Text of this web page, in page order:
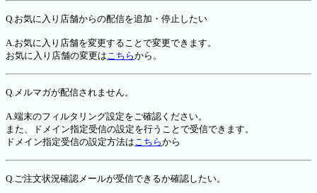
Q.お気に入り店舗からの配信を追加・停止したい
A.お気に入り店舗を変更することで変更できます。
お気に入り店舗の変更はこちらから。
Q.メルマガが配信されません。
A.端末のフィルタリング設定をご確認ください。
また、ドメイン指定受信の設定を行うことで受信できます。
ドメイン指定受信の設定方法はこちらから
Q.ご注文状況確認メールが受信できるか確認したい。